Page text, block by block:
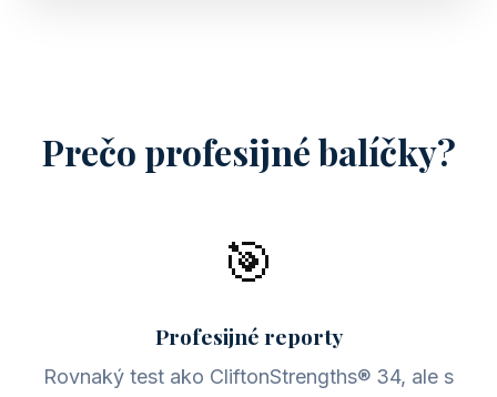
Prečo profesijné balíčky?
🎯
Profesijné reporty
Rovnaký test ako CliftonStrengths® 34, ale s